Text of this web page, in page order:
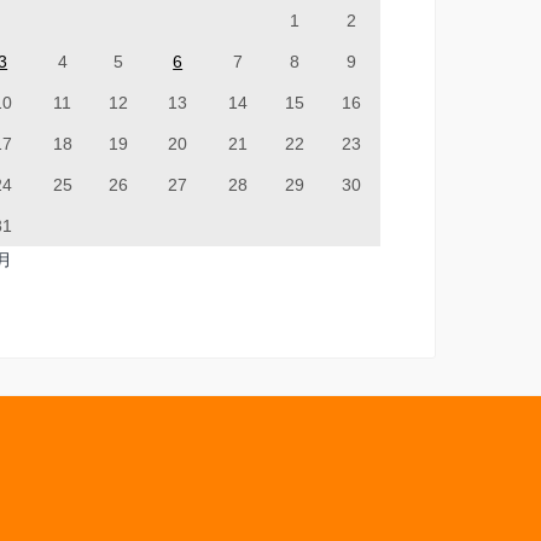
1 2
4 5 6 7 8 9
11 12 13 14 15 16
18 19 20 21 22 23
25 26 27 28 29 30